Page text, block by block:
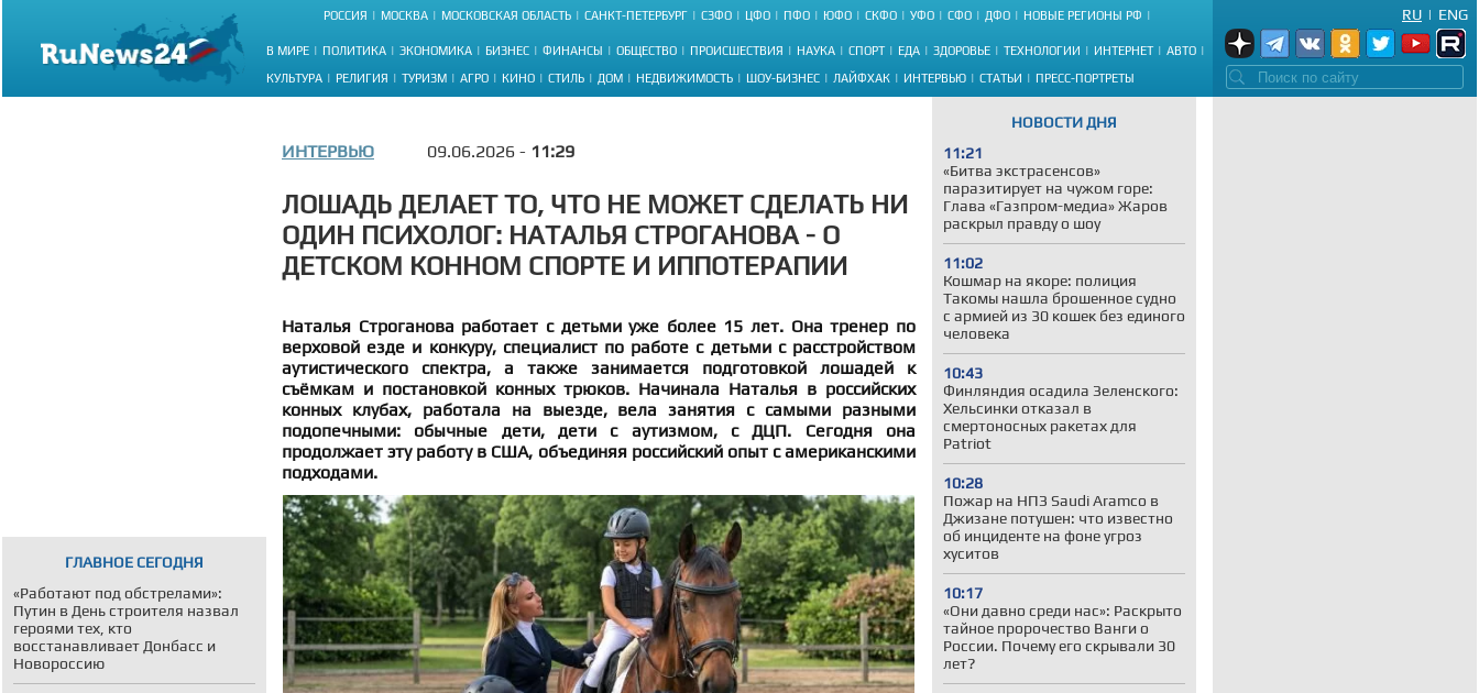
РОССИЯ МОСКВА МОСКОВСКАЯ ОБЛАСТЬ САНКТ-ПЕТЕРБУРГ СЗФО ЦФО ПФО ЮФО СКФО УФО СФО ДФО НОВЫЕ РЕГИОНЫ РФ
В МИРЕ ПОЛИТИКА ЭКОНОМИКА БИЗНЕС ФИНАНСЫ ОБЩЕСТВО ПРОИСШЕСТВИЯ НАУКА СПОРТ ЕДА ЗДОРОВЬЕ ТЕХНОЛОГИИ ИНТЕРНЕТ АВТО
КУЛЬТУРА РЕЛИГИЯ ТУРИЗМ АГРО КИНО СТИЛЬ ДОМ НЕДВИЖИМОСТЬ ШОУ-БИЗНЕС ЛАЙФХАК ИНТЕРВЬЮ СТАТЬИ ПРЕСС-ПОРТРЕТЫ
ENG
|
RU
ГЛАВНОЕ СЕГОДНЯ
«Работают под обстрелами»:
Путин в День строителя назвал
героями тех, кто
восстанавливает Донбасс и
Новороссию
НОВОСТИ ДНЯ
11:21
«Битва экстрасенсов»
паразитирует на чужом горе:
Глава «Газпром-медиа» Жаров
раскрыл правду о шоу
11:02
Кошмар на якоре: полиция
Такомы нашла брошенное судно
с армией из 30 кошек без единого
человека
10:43
Финляндия осадила Зеленского:
Хельсинки отказал в
смертоносных ракетах для
Patriot
10:28
Пожар на НПЗ Saudi Aramco в
Джизане потушен: что известно
об инциденте на фоне угроз
хуситов
10:17
«Они давно среди нас»: Раскрыто
тайное пророчество Ванги о
России. Почему его скрывали 30
лет?
ИНТЕРВЬЮ 09.06.2026 - 11:29
ЛОШАДЬ ДЕЛАЕТ ТО, ЧТО НЕ МОЖЕТ СДЕЛАТЬ НИ
ОДИН ПСИХОЛОГ: НАТАЛЬЯ СТРОГАНОВА - О
ДЕТСКОМ КОННОМ СПОРТЕ И ИППОТЕРАПИИ
Наталья Строганова работает с детьми уже более 15 лет. Она тренер по
верховой езде и конкуру, специалист по работе с детьми с расстройством
аутистического спектра, а также занимается подготовкой лошадей к
съёмкам и постановкой конных трюков. Начинала Наталья в российских
конных клубах, работала на выезде, вела занятия с самыми разными
подопечными: обычные дети, дети с аутизмом, с ДЦП. Сегодня она
продолжает эту работу в США, объединяя российский опыт с американскими
подходами.